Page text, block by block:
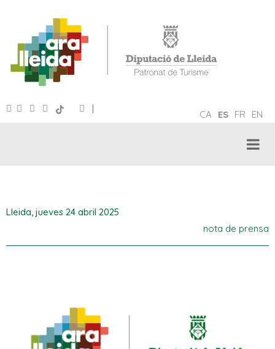
CA ES FR EN
|
Lleida, jueves 24 abril 2025
nota de prensa